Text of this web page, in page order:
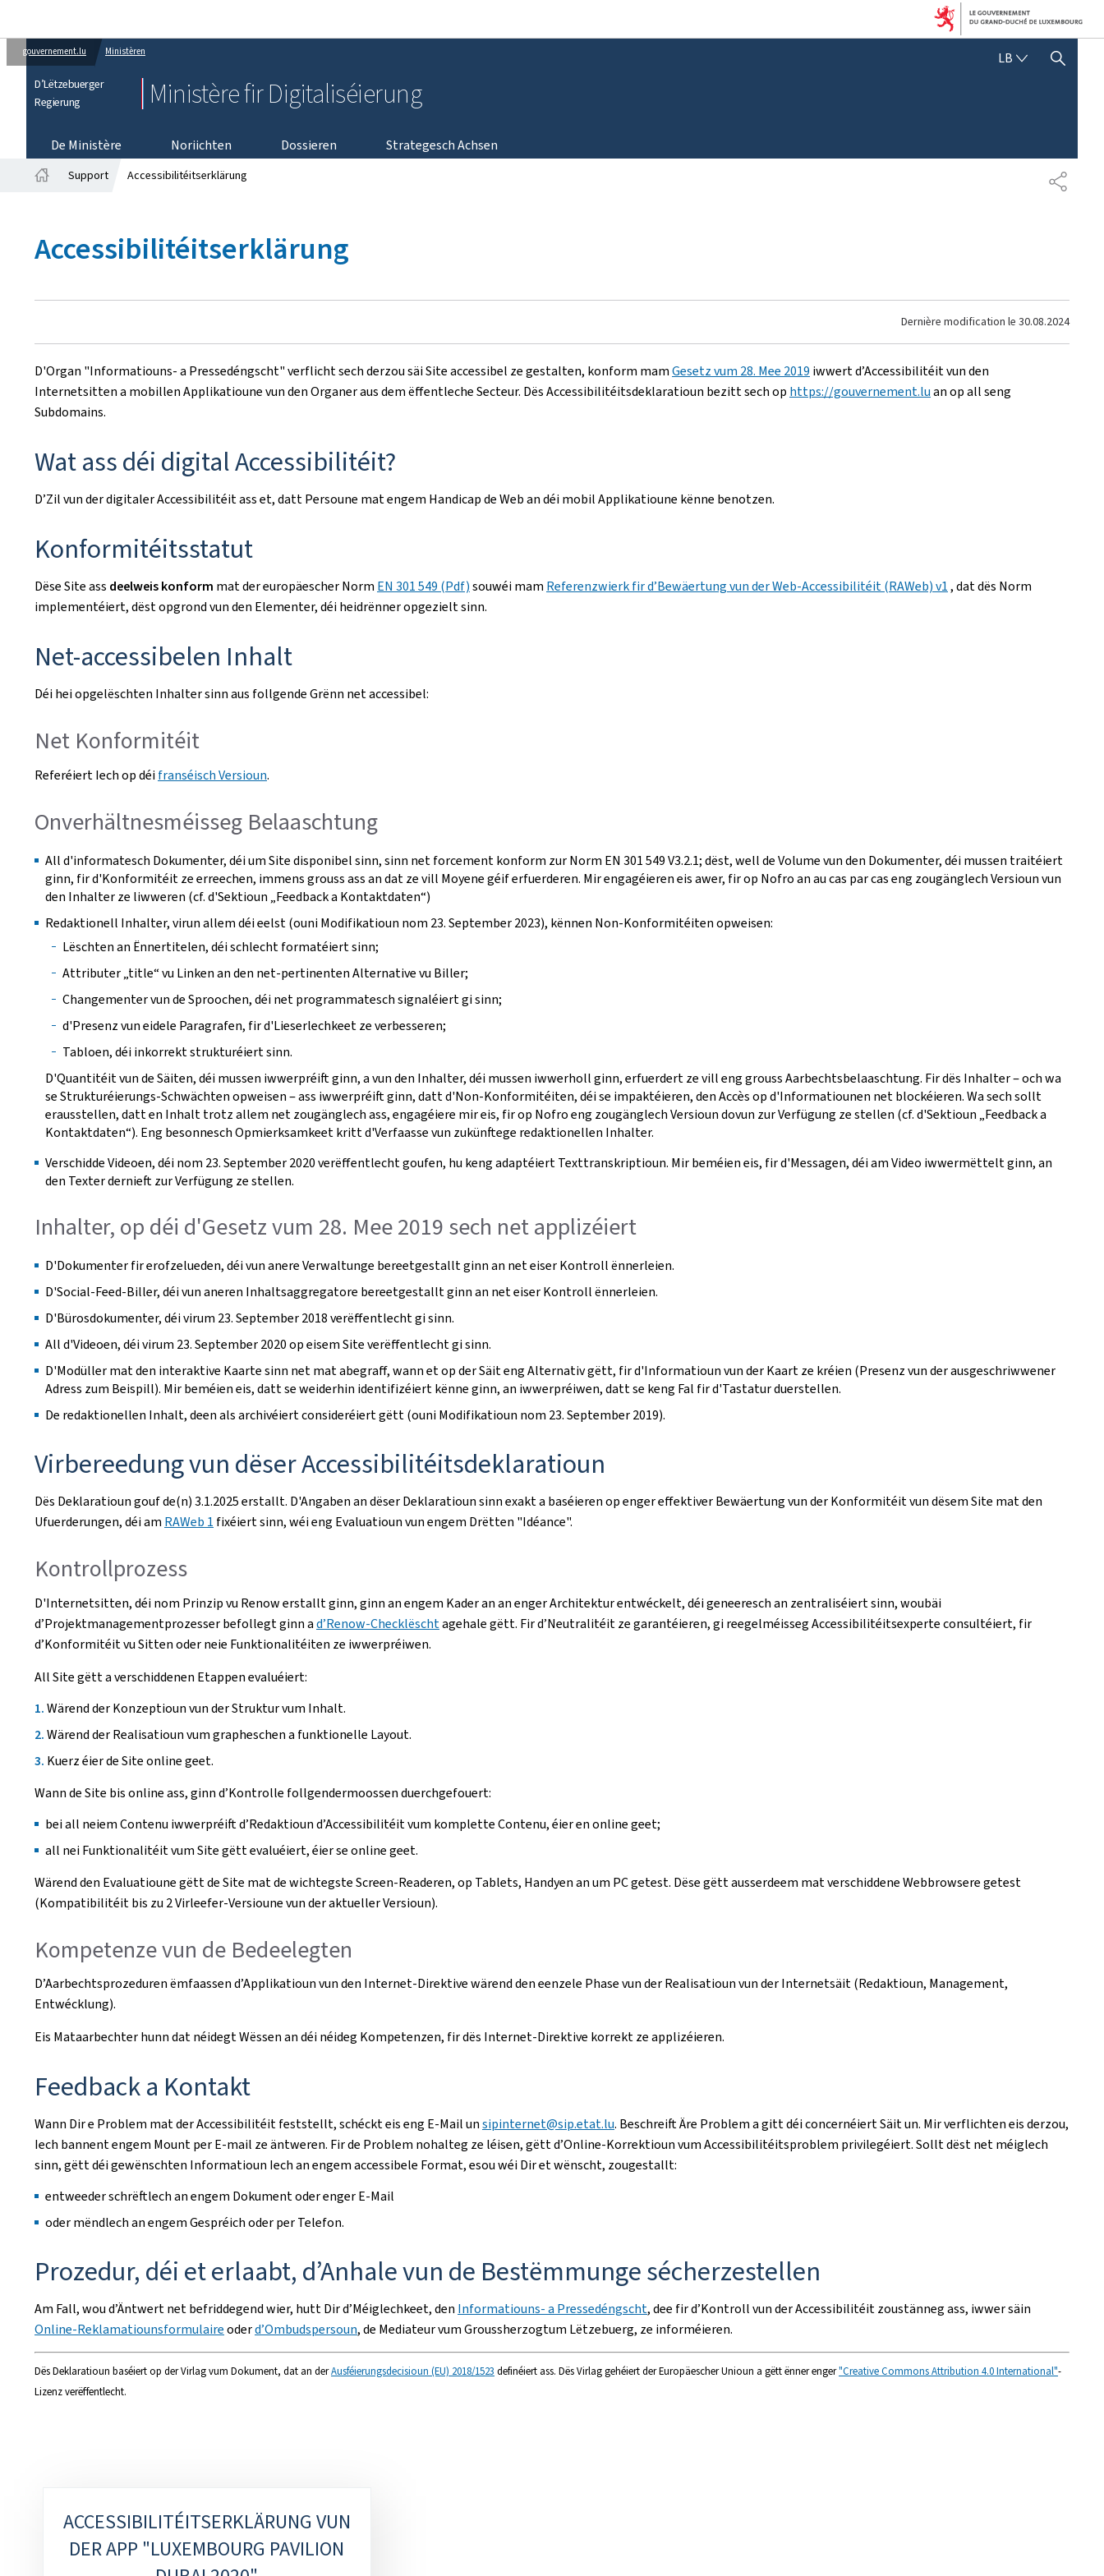
gouvernement.lu Ministèren
D’Lëtzebuerger
Regierung
Ministère fir Digitaliséierung
LB SHOW HIDE SEARCH
De Ministère Noriichten Dossieren
Strategesch Achsen
Support Accessibilitéitserklärung
Accessibilitéitserklärung
Dernière modification le 30.08.2024
D'Organ "Informatiouns- a Pressedéngscht"verflicht sech derzou säi Site accessibel ze gestalten, konform mamGesetz vum 28. Mee 2019 iwwert d’Accessibilitéit vun den
Internetsitten a mobillen Applikatioune vun den Organer aus dem ëffentleche Secteur. Dës Accessibilitéitsdeklaratioun bezitt sech op https://gouvernement.luan op all seng
Subdomains.
Wat ass déi digital Accessibilitéit?
D’Zil vun der digitaler Accessibilitéit ass et, datt Persoune mat engem Handicap de Web an déi mobil Applikatioune kënne benotzen.
Konformitéitsstatut
Dëse Site ass deelweis konform mat der europäescher Norm EN 301 549 (Pdf)souwéi mam Referenzwierk fir d’Bewäertung vun der Web-Accessibilitéit (RAWeb) v1, dat dës Norm
implementéiert, dëst opgrond vun den Elementer, déi heidrënner opgezielt sinn.
Net-accessibelen Inhalt
Déi hei opgelëschten Inhalter sinn aus follgende Grënn net accessibel:
Net Konformitéit
Referéiert Iech op déifranséisch Versioun.
Onverhältnesméisseg Belaaschtung
All d'informatesch Dokumenter, déi um Site disponibel sinn, sinn net forcement konform zur Norm EN 301 549 V3.2.1; dëst, well de Volume vun den Dokumenter, déi mussen traitéiert
ginn, fir d'Konformitéit ze erreechen, immens grouss ass an dat ze vill Moyene géif erfuerderen. Mir engagéieren eis awer, fir op Nofro an au cas par cas eng zougänglech Versioun vun
den Inhalter ze liwweren (cf. d'Sektioun „Feedback a Kontaktdaten“)
Redaktionell Inhalter, virun allem déi eelst (ouni Modifikatioun nom 23. September 2023), kënnen Non-Konformitéiten opweisen:
Lëschten an Ënnertitelen, déi schlecht formatéiert sinn;
Attributer „title“ vu Linken an den net-pertinenten Alternative vu Biller;
Changementer vun de Sproochen, déi net programmatesch signaléiert gi sinn;
d'Presenz vun eidele Paragrafen, fir d'Lieserlechkeet ze verbesseren;
Tabloen, déi inkorrekt strukturéiert sinn.
D'Quantitéit vun de Säiten, déi mussen iwwerpréift ginn, a vun den Inhalter, déi mussen iwwerholl ginn, erfuerdert ze vill eng grouss Aarbechtsbelaaschtung. Fir dës Inhalter ‒ och wa
se Strukturéierungs-Schwächten opweisen ‒ ass iwwerpréift ginn, datt d'Non-Konformitéiten, déi se impaktéieren, den Accès op d'Informatiounen net blockéieren. Wa sech sollt
erausstellen, datt en Inhalt trotz allem net zougänglech ass, engagéiere mir eis, fir op Nofro eng zougänglech Versioun dovun zur Verfügung ze stellen (cf. d'Sektioun „Feedback a
Kontaktdaten“). Eng besonnesch Opmierksamkeet kritt d'Verfaasse vun zukünftege redaktionellen Inhalter.
Verschidde Videoen, déi nom 23. September 2020 verëffentlecht goufen, hu keng adaptéiert Texttranskriptioun. Mir beméien eis, fir d'Messagen, déi am Video iwwermëttelt ginn, an
den Texter dernieft zur Verfügung ze stellen.
Inhalter, op déi d'Gesetz vum 28. Mee 2019 sech net applizéiert
D'Dokumenter fir erofzelueden, déi vun anere Verwaltunge bereetgestallt ginn an net eiser Kontroll ënnerleien.
D'Social-Feed-Biller, déi vun aneren Inhaltsaggregatore bereetgestallt ginn an net eiser Kontroll ënnerleien.
D'Bürosdokumenter, déi virum 23. September 2018 verëffentlecht gi sinn.
All d'Videoen, déi virum 23. September 2020 op eisem Site verëffentlecht gi sinn.
D'Modüller mat den interaktive Kaarte sinn net mat abegraff, wann et op der Säit eng Alternativ gëtt, fir d'Informatioun vun der Kaart ze kréien (Presenz vun der ausgeschriwwener
Adress zum Beispill). Mir beméien eis, datt se weiderhin identifizéiert kënne ginn, an iwwerpréiwen, datt se keng Fal fir d'Tastatur duerstellen.
De redaktionellen Inhalt, deen als archivéiert consideréiert gëtt (ouni Modifikatioun nom 23. September 2019).
Virbereedung vun dëser Accessibilitéitsdeklaratioun
Dës Deklaratioun gouf de(n)3.1.2025erstallt. D'Angaben an dëser Deklaratioun sinn exakt a baséieren op enger effektiver Bewäertung vun der Konformitéit vun dësem Site mat den
Ufuerderungen, déi am RAWeb 1 fixéiert sinn, wéi eng Evaluatioun vun engem Drëtten "Idéance".
Kontrollprozess
D'Internetsitten, déi nom Prinzip vu Renow erstallt ginn, ginn an engem Kader an an enger Architektur entwéckelt, déi geneeresch an zentraliséiert sinn, woubäi
d’Projektmanagementprozesser befollegt ginn ad’Renow-Checklëschtagehale gëtt. Fir d’Neutralitéit ze garantéieren, gi reegelméisseg Accessibilitéitsexperte consultéiert, fir
d’Konformitéit vu Sitten oder neie Funktionalitéiten ze iwwerpréiwen.
All Site gëtt a verschiddenen Etappen evaluéiert:
Wärend der Konzeptioun vun der Struktur vum Inhalt.
Wärend der Realisatioun vum grapheschen a funktionelle Layout.
Kuerz éier de Site online geet.
Wann de Site bis online ass, ginn d’Kontrolle follgendermoossen duerchgefouert:
bei all neiem Contenu iwwerpréift d’Redaktioun d’Accessibilitéit vum komplette Contenu, éier en online geet;
all nei Funktionalitéit vum Site gëtt evaluéiert, éier se online geet.
Wärend den Evaluatioune gëtt de Site mat de wichtegste Screen-Readeren, op Tablets, Handyen an um PC getest. Dëse gëtt ausserdeem mat verschiddene Webbrowsere getest
(Kompatibilitéit bis zu 2 Virleefer-Versioune vun der aktueller Versioun).
Kompetenze vun de Bedeelegten
D’Aarbechtsprozeduren ëmfaassen d’Applikatioun vun den Internet-Direktive wärend den eenzele Phase vun der Realisatioun vun der Internetsäit (Redaktioun, Management,
Entwécklung).
Eis Mataarbechter hunn dat néidegt Wëssen an déi néideg Kompetenzen, fir dës Internet-Direktive korrekt ze applizéieren.
Feedback a Kontakt
Wann Dir e Problem mat der Accessibilitéit feststellt, schéckt eis eng E-Mail unsipinternet@sip.etat.lu. Beschreift Äre Problem a gitt déi concernéiert Säit un. Mir verflichten eis derzou,
Iech bannent engem Mount per E-mail ze äntweren. Fir de Problem nohalteg ze léisen, gëtt d’Online-Korrektioun vum Accessibilitéitsproblem privilegéiert. Sollt dëst net méiglech
sinn, gëtt déi gewënschten Informatioun Iech an engem accessibele Format, esou wéi Dir et wënscht, zougestallt:
entweeder schrëftlech an engem Dokument oder enger E-Mail
oder mëndlech an engem Gespréich oder per Telefon.
Prozedur, déi et erlaabt, d’Anhale vun de Bestëmmunge sécherzestellen
Am Fall, wou d’Äntwert net befriddegend wier, hutt Dir d’Méiglechkeet, den Informatiouns- a Pressedéngscht, dee fir d’Kontroll vun der Accessibilitéit zoustänneg ass, iwwer säin
Online-Reklamatiounsformulaireoderd’Ombudspersoun, de Mediateur vum Groussherzogtum Lëtzebuerg, ze informéieren.
Dës Deklaratioun baséiert op der Virlag vum Dokument, dat an derAusféierungsdecisioun (EU) 2018/1523 definéiert ass. Dës Virlag gehéiert der Europäescher Unioun a gëtt ënner enger"Creative Commons Attribution 4.0 International"-
Lizenz verëffentlecht.
Sub-
sections
ACCESSIBILITÉITSERKLÄRUNG VUN
DER APP "LUXEMBOURG PAVILION